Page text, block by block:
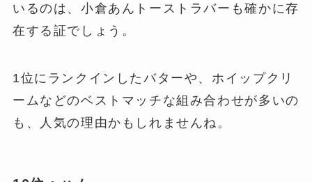
いるのは、小倉あんトーストラバーも確かに存
在する証でしょう。
1位にランクインしたバターや、ホイップクリ
ームなどのベストマッチな組み合わせが多いの
も、人気の理由かもしれませんね。